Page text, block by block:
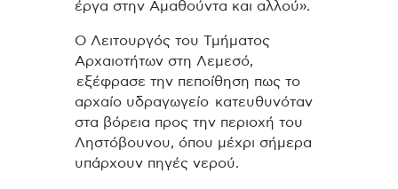
έργα στην Αμαθούντα και αλλού».
Ο Λειτουργός του Τμήματος
Αρχαιοτήτων στη Λεμεσό,
εξέφρασε την πεποίθηση πως το
αρχαίο υδραγωγείο κατευθυνόταν
στα βόρεια προς την περιοχή του
Ληστόβουνου, όπου μέχρι σήμερα
υπάρχουν πηγές νερού.